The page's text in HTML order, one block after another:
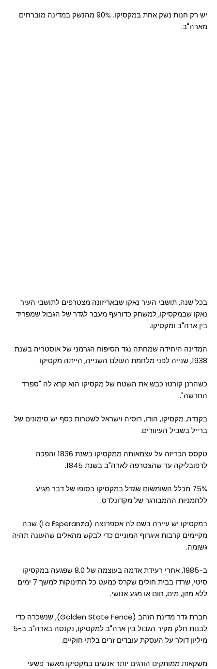
יש רק חנות נשק אחת במקסיקו. 90% מהנשק במדינה מוברחים
מארה"ב.
בכל שנה, תושבי העיר נאקו שבאריזונה מצטרפים לתושבי העיר
נאקו שבמקסיקו, למשחק כדורעף מעבר לגדר של הגבול שמפריד
בין ארה"ב ומקסיקו.
המדינה היחידה שמחתה נגד הסיפוח הגרמני של אוסטריה בשנת
1938, שנייה לפני מלחמת העולם השנייה, הייתה מקסיקו.
כשהרנן קורטז כבש את השטח של מקסיקו הוא קרא לה "ספרד
החדשה".
בקנדה, מקסיקו, הודו, רוסיה וישראל לשטרות כסף יש סימונים של
ברייל בשביל העיוורים.
טקסס הכריזה על עצמאותה ממקסיקו בשנת 1836 והפכה
לרפובליקה עד שהצטרפה לארה"ב בשנת 1845.
75% מכלל השומשום שגדל במקסיקו בסופו של דבר מגיע
ללחמניות ההמבורגר של מקדונלדס.
במקסיקו יש עיירה בשם לה אספרנצה (La Esperanza) שבה
מקיימים קרבות איגרוף המוניים כדי לבקש מהאלים שהעונה תהיה
גשומה.
ב-1985, אחרי רעידת אדמה בעוצמה של 8.0 שפגעה במקסיקו
סיטי, שרדו בבית חולים שקרס כמעט כל התינוקות למשך 7 ימים
ללא מזון, מים, חום או מגע אנושי.
חברת גדר מדינת הזהב (Golden State Fence), שנשכרה כדי
לבנות חלק מקיר הגבול בין ארה"ב למקסיקו, נקנסה בארה"ב ב-5
מיליון דולר על העסקת עובדים זרים בלתי חוקיים.
משקאות ממותקים הורגים יותר אנשים במקסיקו מאשר פשעי